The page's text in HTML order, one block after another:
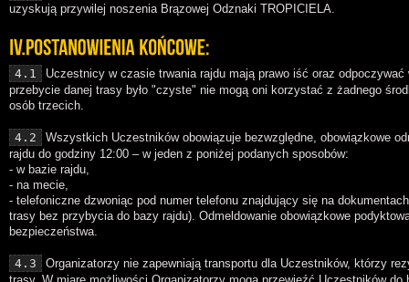
uzyskują przywilej noszenia Brązowej Odznaki TROPICIELA.
4.1
Uczestnicy w czasie trwania rajdu mają prawo iść oraz odpoczywać
przebycie danej trasy było "czyste" nie mogą oni korzystać z żadnego
osób trzecich.
4.2
Wszystkich Uczestników obowiązuje bezwzględne, obowiązkowe
rajdu do godziny 12:00 – w jeden z poniżej podanych sposobów:
- w bazie rajdu,
- na mecie,
- telefoniczne dzwoniąc pod numer telefonu znajdujący się na
trasy bez przybycia do bazy rajdu). Odmeldowanie obowiązkowe
bezpieczeństwa.
4.3
Organizatorzy nie zapewniają transportu dla Uczestników, którzy
trasy. W miarę możliwości Organizatorzy mogą przewieźć Uczestników do